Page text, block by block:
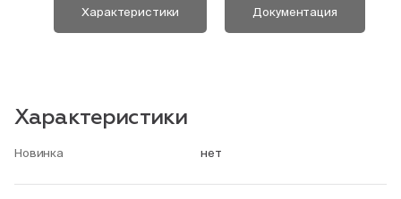
Характеристики Документация
Характеристики
Новинка нет